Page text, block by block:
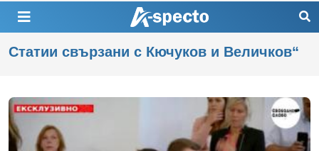
Статии свързани с Кючуков и Величков“